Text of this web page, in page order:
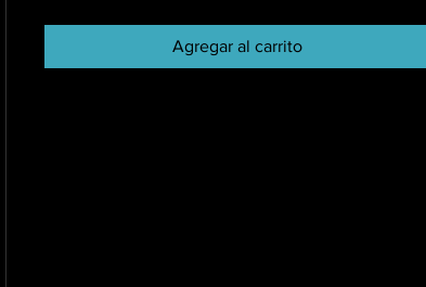
Agregar al carrito